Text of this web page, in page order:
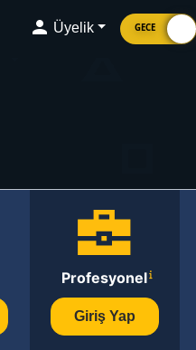
Üyelik GECE
Profesyonel
Giriş Yap